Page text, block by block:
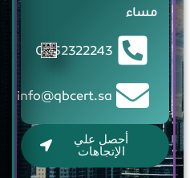
مساء
0552322243
info@qbcert.sa
أحصل علي
الإتجاهات